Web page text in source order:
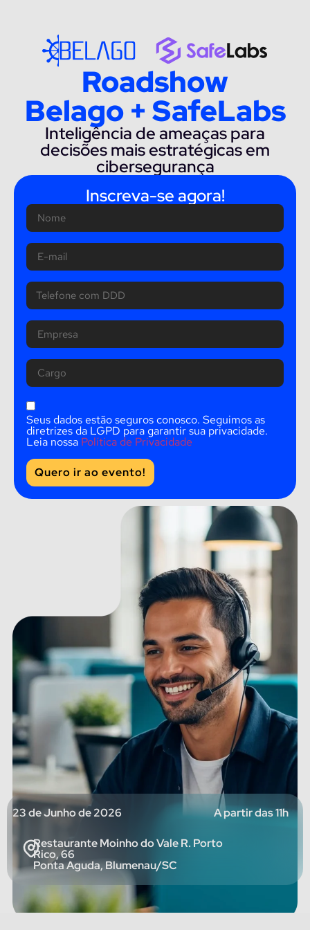
Roadshow
Belago + SafeLabs
Inteligência de ameaças para
decisões mais estratégicas em
cibersegurança
Inscreva-se agora!
Seus dados estão seguros conosco. Seguimos as
diretrizes da LGPD para garantir sua privacidade.
Leia nossa Política de Privacidade
Quero ir ao evento!
23 de Junho de 2026 A partir das 11h
Restaurante Moinho do Vale R. Porto
Rico, 66
Ponta Aguda, Blumenau/SC